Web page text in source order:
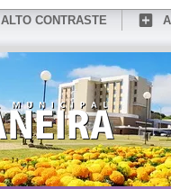
ALTO CONTRASTE